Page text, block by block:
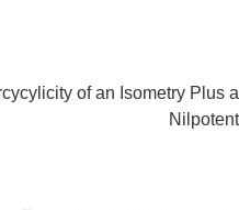
of an Isometry Plus